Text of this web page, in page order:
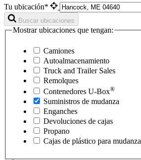
Tu ubicación*
Buscar ubicaciones
Mostrar ubicaciones que tengan:
Camiones
Autoalmacenamiento
Truck and Trailer Sales
Remolques
Contenedores U-Box®
Suministros de mudanza
Enganches
Devoluciones de cajas
Propano
Cajas de plástico para mudanza